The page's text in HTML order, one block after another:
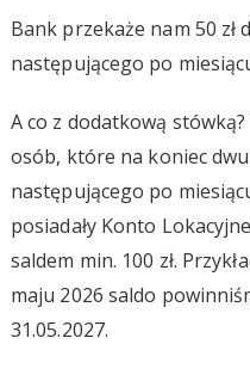
Bank przekaże nam 50 zł
następującego po
A co z dodatkową
osób, które na koniec
następującego po
posiadały Konto
saldem min. 100 zł.
maju 2026 saldo
31.05.2027.